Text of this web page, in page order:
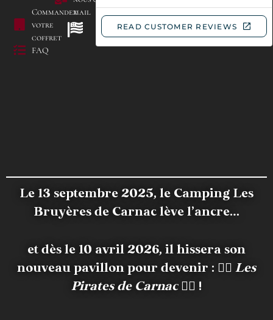
56340 CARNAC
mail
Commandez
votre
coffret
FAQ
Le 13 septembre 2025, le Camping Les
Bruyères de Carnac lève l’ancre…
et dès le 10 avril 2026, il hissera son
nouveau pavillon pour devenir : 🏴‍☠️ Les
Pirates de Carnac🏴‍☠️ !